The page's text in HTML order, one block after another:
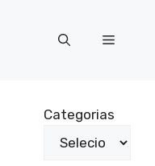
Menu
Categorias